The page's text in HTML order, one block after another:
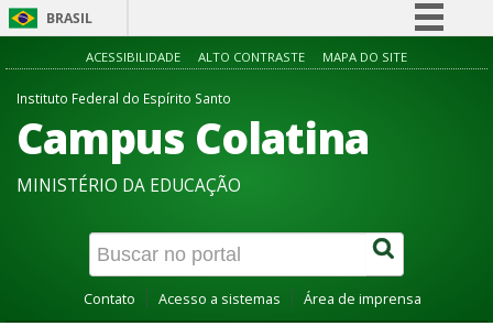
BRASIL
Simplifique!
Acesso à informação
Canais
ACESSIBILIDADE ALTO CONTRASTE MAPA DO SITE
Instituto Federal do Espírito Santo
Campus Colatina
MINISTÉRIO DA EDUCAÇÃO
Contato Acesso a sistemas Área de imprensa